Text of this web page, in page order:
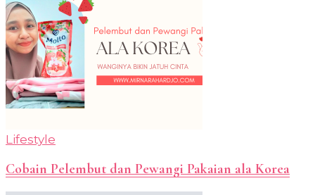
Lifestyle
Cobain Pelembut dan Pewangi Pakaian ala Korea